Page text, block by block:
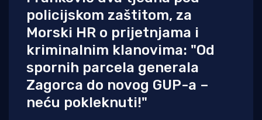
policijskom zaštitom, za
Morski HR o prijetnjama i
kriminalnim klanovima: "Od
spornih parcela generala
Zagorca do novog GUP-a –
neću pokleknuti!"